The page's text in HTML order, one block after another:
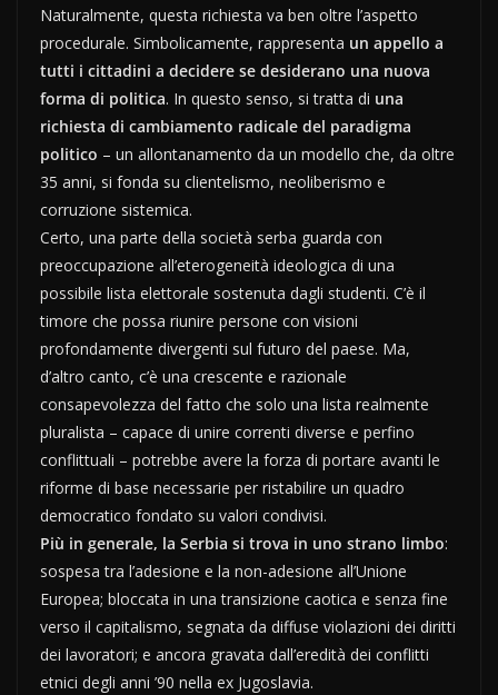
Naturalmente, questa richiesta va ben oltre l’aspetto
procedurale. Simbolicamente, rappresenta un appello a
tutti i cittadini a decidere se desiderano una nuova
forma di politica. In questo senso, si tratta di una
richiesta di cambiamento radicale del paradigma
politico – un allontanamento da un modello che, da oltre
35 anni, si fonda su clientelismo, neoliberismo e
corruzione sistemica.
Certo, una parte della società serba guarda con
preoccupazione all’eterogeneità ideologica di una
possibile lista elettorale sostenuta dagli studenti. C’è il
timore che possa riunire persone con visioni
profondamente divergenti sul futuro del paese. Ma,
d’altro canto, c’è una crescente e razionale
consapevolezza del fatto che solo una lista realmente
pluralista – capace di unire correnti diverse e perfino
conflittuali – potrebbe avere la forza di portare avanti le
riforme di base necessarie per ristabilire un quadro
democratico fondato su valori condivisi.
Più in generale, la Serbia si trova in uno strano limbo:
sospesa tra l’adesione e la non-adesione all’Unione
Europea; bloccata in una transizione caotica e senza fine
verso il capitalismo, segnata da diffuse violazioni dei diritti
dei lavoratori; e ancora gravata dall’eredità dei conflitti
etnici degli anni ’90 nella ex Jugoslavia.